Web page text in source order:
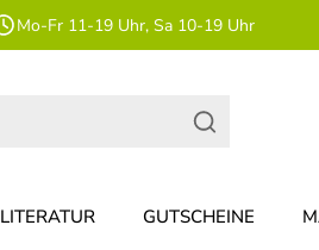
Mo-Fr 11-19 Uhr, Sa 10-19 Uhr
LITERATUR GUTSCHEINE